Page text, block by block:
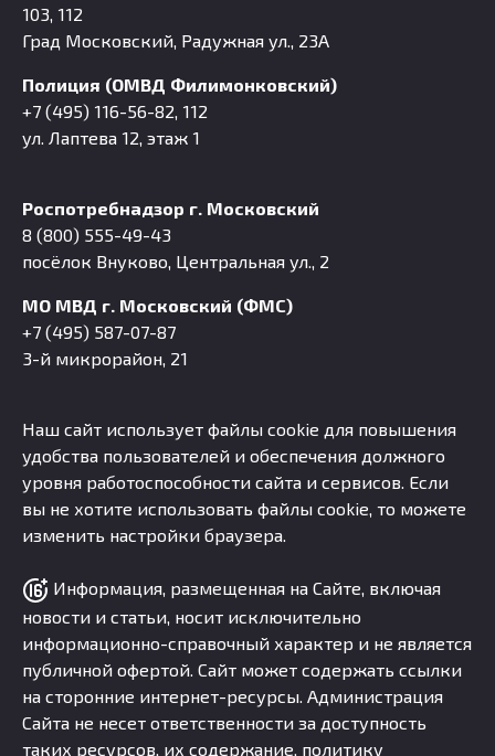
103, 112
Град Московский, Радужная ул., 23А
Полиция (ОМВД Филимонковский)
+7 (495) 116-56-82, 112
ул. Лаптева 12, этаж 1
Роспотребнадзор г. Московский
8 (800) 555-49-43
посёлок Внуково, Центральная ул., 2
МО МВД г. Московский (ФМС)
+7 (495) 587-07-87
3-й микрорайон, 21
Наш сайт использует файлы cookie для повышения
удобства пользователей и обеспечения должного
уровня работоспособности сайта и сервисов. Если
вы не хотите использовать файлы cookie, то можете
изменить настройки браузера.
Информация, размещенная на Сайте, включая
новости и статьи, носит исключительно
информационно-справочный характер и не является
публичной офертой. Сайт может содержать ссылки
на сторонние интернет-ресурсы. Администрация
Сайта не несет ответственности за доступность
таких ресурсов, их содержание, политику